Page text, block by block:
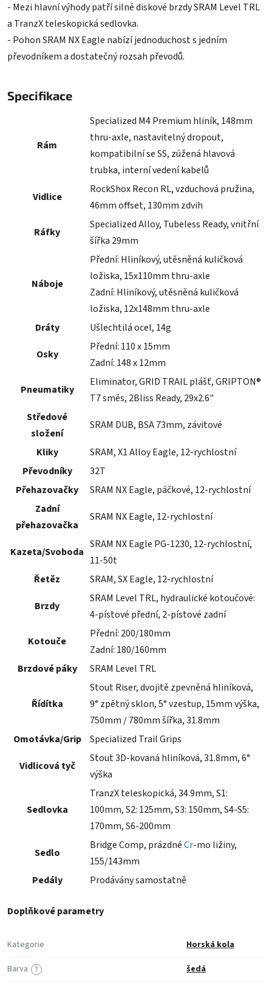
- Mezi hlavní výhody patří silné diskové brzdy SRAM Level TRL
a TranzX teleskopická sedlovka.
- Pohon SRAM NX Eagle nabízí jednoduchost s jedním
převodníkem a dostatečný rozsah převodů.
Specifikace
Rám
Specialized M4 Premium hliník, 148mm
thru-axle, nastavitelný dropout,
kompatibilní se SS, zúžená hlavová
trubka, interní vedení kabelů
Vidlice
RockShox Recon RL, vzduchová pružina,
46mm offset, 130mm zdvih
Ráfky
Specialized Alloy, Tubeless Ready, vnitřní
šířka 29mm
Náboje
Přední: Hliníkový, utěsněná kuličková
ložiska, 15x110mm thru-axle
Zadní: Hliníkový, utěsněná kuličková
ložiska, 12x148mm thru-axle
Dráty
Ušlechtilá ocel, 14g
Osky
Přední: 110 x 15mm
Zadní: 148 x 12mm
Pneumatiky
Eliminator, GRID TRAIL plášť, GRIPTON®
T7 směs, 2Bliss Ready, 29x2.6"
Středové
složení
SRAM DUB, BSA 73mm, závitové
Kliky
SRAM, X1 Alloy Eagle, 12-rychlostní
Převodníky
32T
Přehazovačky
SRAM NX Eagle, páčkové, 12-rychlostní
Zadní
přehazovačka
SRAM NX Eagle, 12-rychlostní
Kazeta/Svoboda
SRAM NX Eagle PG-1230, 12-rychlostní,
11-50t
Řetěz
SRAM, SX Eagle, 12-rychlostní
Brzdy
SRAM Level TRL, hydraulické kotoučové:
4-pístové přední, 2-pístové zadní
Kotouče
Přední: 200/180mm
Zadní: 180/160mm
Brzdové páky
SRAM Level TRL
Řídítka
Stout Riser, dvojitě zpevněná hliníková,
9° zpětný sklon, 5° vzestup, 15mm výška,
750mm / 780mm šířka, 31.8mm
Omotávka/Grip
Specialized Trail Grips
Vidlicová tyč
Stout 3D-kovaná hliníková, 31.8mm, 6°
výška
Sedlovka
TranzX teleskopická, 34.9mm, S1:
100mm, S2: 125mm, S3: 150mm, S4-S5:
170mm, S6-200mm
Sedlo
Bridge Comp, prázdnéCr-mo ližiny,
155/143mm
Pedály
Prodávány samostatně
Doplňkové parametry
Kategorie Horská kola
?
Barva šedá